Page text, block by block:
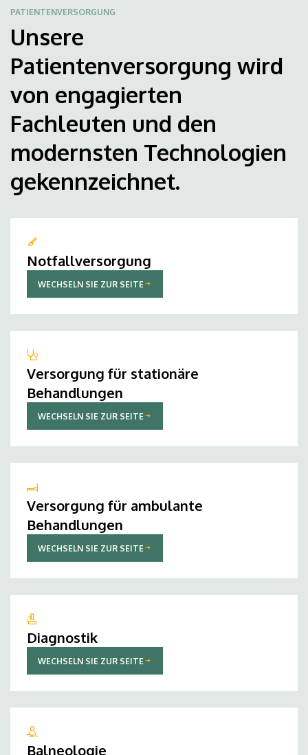
PATIENTENVERSORGUNG
Unsere
Patientenversorgung wird
von engagierten
Fachleuten und den
modernsten Technologien
gekennzeichnet.
Notfallversorgung
WECHSELN SIE ZUR SEITE
Versorgung für stationäre
Behandlungen
WECHSELN SIE ZUR SEITE
Versorgung für ambulante
Behandlungen
WECHSELN SIE ZUR SEITE
Diagnostik
WECHSELN SIE ZUR SEITE
Balneologie